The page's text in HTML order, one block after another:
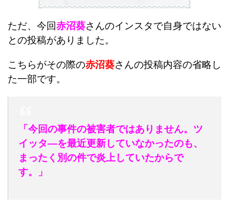
ただ、今回赤沼葵さんのインスタで自身ではない
との投稿がありました。
こちらがその際の赤沼葵さんの投稿内容の省略し
た一部です。
「今回の事件の被害者ではありません。ツ
イッタ―を最近更新していなかったのも、
まったく別の件で炎上していたからで
す。」